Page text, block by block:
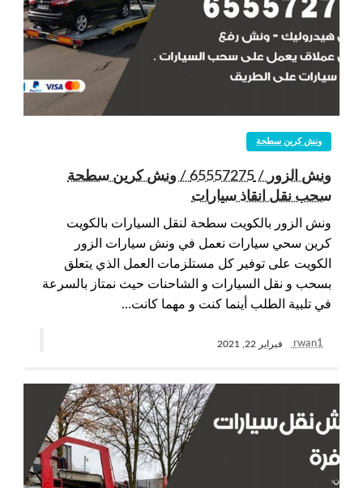
ونش كرين سطحة
ونش الزور / 65557275 / ونش كرين سطحة
سحب نقل انقاذ سيارات
ونش الزور بالكويت سطحة لنقل السيارات بالكويت
كرين سحي سيارات نعمل في ونش سيارات الزور
الكويت على توفير كل مستلزمات العمل الذي يتعلق
بسحب و نقل السيارات و الشاحنات حيث نمتاز بالسرعة
في تلبية الطلب أينما كنت و مهما كانت…
rwan1 فبراير 22, 2021